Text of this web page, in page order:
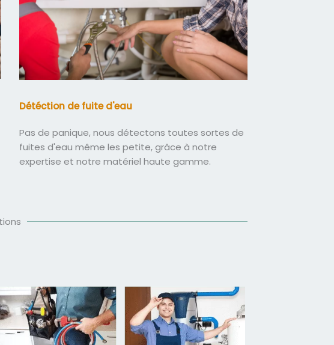
Détéction de fuite d'eau
Pas de panique, nous détectons toutes sortes de
fuites d'eau même les petite, grâce à notre
expertise et notre matériel haute gamme.